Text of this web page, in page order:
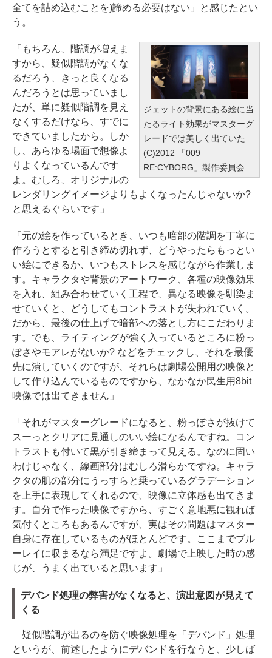
全てを詰め込むことを)諦める必要はない」と感じたとい
う。
ジェットの背景にある絵に当
たるライト効果がマスターグ
レードでは美しく出ていた
(C)2012 「009
RE:CYBORG」製作委員会
「もちろん、階調が増えま
すから、疑似階調がなくな
るだろう、きっと良くなる
んだろうとは思っていまし
たが、単に疑似階調を見え
なくするだけなら、すでに
できていましたから。しか
し、あらゆる場面で想像よ
りよくなっているんです
よ。むしろ、オリジナルの
レンダリングイメージよりもよくなったんじゃないか?
と思えるぐらいです」
「元の絵を作っているとき、いつも暗部の階調を丁寧に
作ろうとすると引き締め切れず、どうやったらもっとい
い絵にできるか、いつもストレスを感じながら作業しま
す。キャラクタや背景のアートワーク、各種の映像効果
を入れ、組み合わせていく工程で、異なる映像を馴染ま
せていくと、どうしてもコントラストが失われていく。
だから、最後の仕上げで暗部への落とし方にこだわりま
す。でも、ライティングが強く入っているところに粉っ
ぽさやモアレがないか? などをチェックし、それを最優
先に潰していくのですが、それらは劇場公開用の映像と
して作り込んでいるものですから、なかなか民生用8bit
映像では出てきません」
「それがマスターグレードになると、粉っぽさが抜けて
スーっとクリアに見通しのいい絵になるんですね。コン
トラストも付いて黒が引き締まって見える。なのに固い
わけじゃなく、線画部分はむしろ滑らかですね。キャラ
クタの肌の部分にうっすらと乗っているグラデーション
を上手に表現してくれるので、映像に立体感も出てきま
す。自分で作った映像ですから、すごく意地悪に観れば
気付くところもあるんですが、実はその問題はマスター
自身に存在しているものがほとんどです。ここまでブル
ーレイに収まるなら満足ですよ。劇場で上映した時の感
じが、うまく出ていると思います」
デバンド処理の弊害がなくなると、演出意図が見えて
くる
疑似階調が出るのを防ぐ映像処理を「デバンド」処理
というが、前述したようにデバンドを行なうと、少しば